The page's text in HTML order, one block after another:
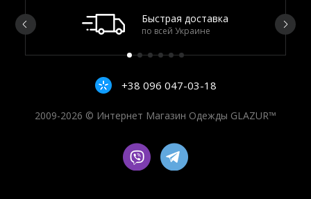
Быстрая доставка
по всей Украине
+38 096 047-03-18
2009-2026 © Интернет Магазин Одежды GLAZUR™